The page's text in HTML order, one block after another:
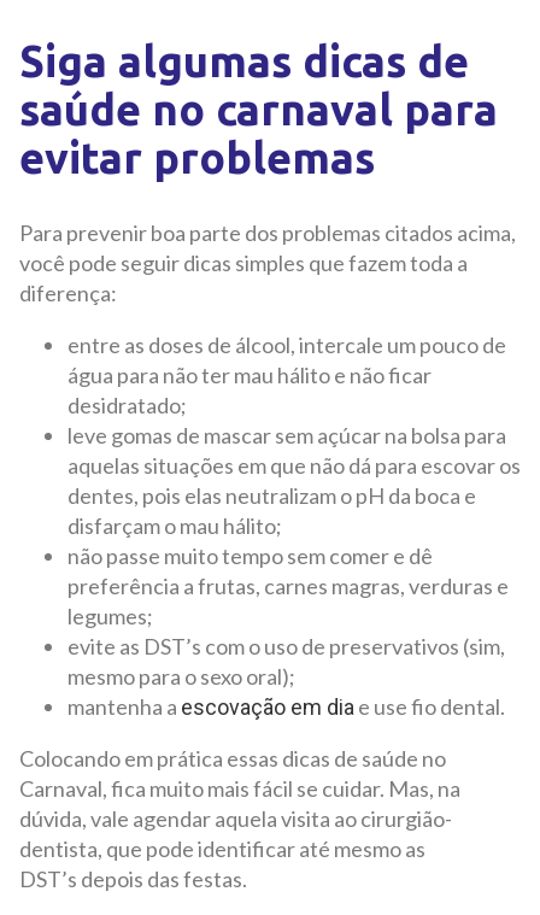
Siga algumas dicas de
saúde no carnaval para
evitar problemas
Para prevenir boa parte dos problemas citados acima,
você pode seguir dicas simples que fazem toda a
diferença:
entre as doses de álcool, intercale um pouco de
água para não ter mau hálito e não ficar
desidratado;
leve gomas de mascar sem açúcar na bolsa para
aquelas situações em que não dá para escovar os
dentes, pois elas neutralizam o pH da boca e
disfarçam o mau hálito;
não passe muito tempo sem comer e dê
preferência a frutas, carnes magras, verduras e
legumes;
evite as DST’s com o uso de preservativos (sim,
mesmo para o sexo oral);
mantenha a escovação em dia e use fio dental.
Colocando em prática essas dicas de saúde no
Carnaval, fica muito mais fácil se cuidar. Mas, na
dúvida, vale agendar aquela visita ao cirurgião-
dentista, que pode identificar até mesmo as
DST’s depois das festas.